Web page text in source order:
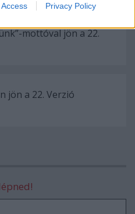
Privacy Policy
mottóval jön a 22.
jön a 22. Verzió